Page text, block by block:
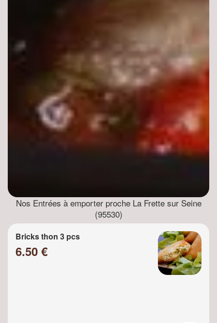
Nos Entrées à emporter proche La Frette sur Seine
(95530)
Bricks thon 3 pcs
6.50 €